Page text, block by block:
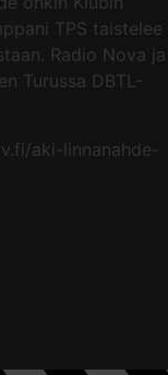
TPS taistelee
Radio Nova ja
Turussa DBTL-
aki-linnanahde-